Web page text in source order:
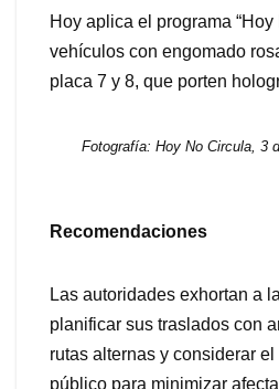
Hoy aplica el programa “Hoy
vehículos con engomado
placa 7 y 8, que porten
Fotografía: Hoy No Circula, 3
Recomendaciones
Las autoridades exhortan a
planificar sus traslados con
rutas alternas y considerar
público para minimizar